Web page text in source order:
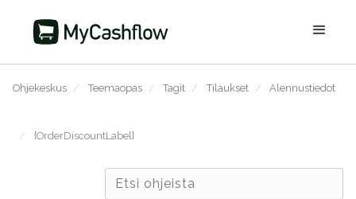
Ohjekeskus / Teemaopas / Tagit / Tilaukset / Alennustiedot
/ {OrderDiscountLabel}